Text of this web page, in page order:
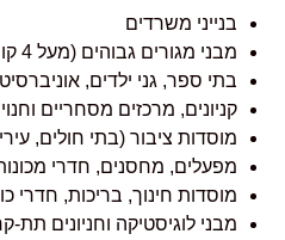
בנייני משרדים
מבני מגורים גבוהים (מעל 4 קומות)
בתי ספר, גני ילדים,
קניונים, מרכזים מסחריים
מוסדות ציבור (בתי חולים,
מפעלים, מחסנים, חדרי
מוסדות חינוך, בריכות, חדרי
מבני לוגיסטיקה וחניונים תת-